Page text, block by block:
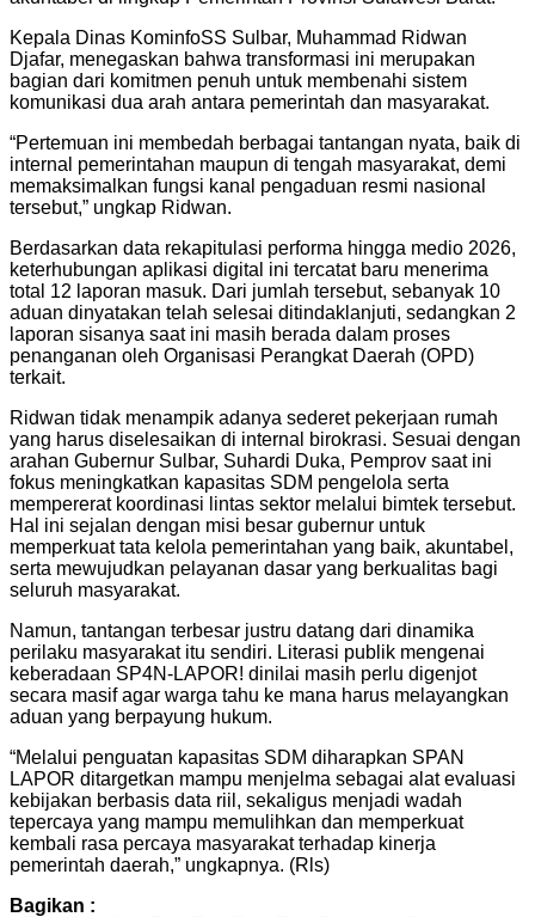
Kepala Dinas KominfoSS Sulbar, Muhammad Ridwan
Djafar, menegaskan bahwa transformasi ini merupakan
bagian dari komitmen penuh untuk membenahi sistem
komunikasi dua arah antara pemerintah dan masyarakat.
“Pertemuan ini membedah berbagai tantangan nyata, baik di
internal pemerintahan maupun di tengah masyarakat, demi
memaksimalkan fungsi kanal pengaduan resmi nasional
tersebut,” ungkap Ridwan.
Berdasarkan data rekapitulasi performa hingga medio 2026,
keterhubungan aplikasi digital ini tercatat baru menerima
total 12 laporan masuk. Dari jumlah tersebut, sebanyak 10
aduan dinyatakan telah selesai ditindaklanjuti, sedangkan 2
laporan sisanya saat ini masih berada dalam proses
penanganan oleh Organisasi Perangkat Daerah (OPD)
terkait.
Ridwan tidak menampik adanya sederet pekerjaan rumah
yang harus diselesaikan di internal birokrasi. Sesuai dengan
arahan Gubernur Sulbar, Suhardi Duka, Pemprov saat ini
fokus meningkatkan kapasitas SDM pengelola serta
mempererat koordinasi lintas sektor melalui bimtek tersebut.
Hal ini sejalan dengan misi besar gubernur untuk
memperkuat tata kelola pemerintahan yang baik, akuntabel,
serta mewujudkan pelayanan dasar yang berkualitas bagi
seluruh masyarakat.
Namun, tantangan terbesar justru datang dari dinamika
perilaku masyarakat itu sendiri. Literasi publik mengenai
keberadaan SP4N-LAPOR! dinilai masih perlu digenjot
secara masif agar warga tahu ke mana harus melayangkan
aduan yang berpayung hukum.
“Melalui penguatan kapasitas SDM diharapkan SPAN
LAPOR ditargetkan mampu menjelma sebagai alat evaluasi
kebijakan berbasis data riil, sekaligus menjadi wadah
tepercaya yang mampu memulihkan dan memperkuat
kembali rasa percaya masyarakat terhadap kinerja
pemerintah daerah,” ungkapnya. (Rls)
Bagikan :